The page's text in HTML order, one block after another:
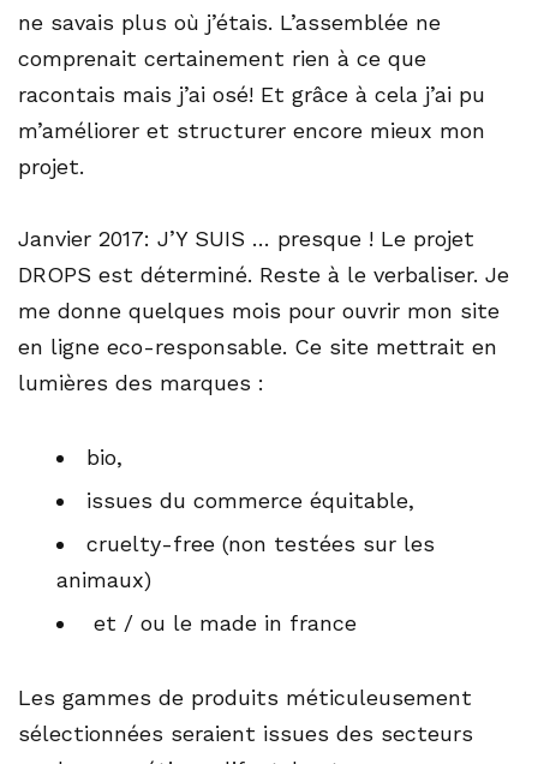
ne savais plus où j’étais. L’assemblée ne
comprenait certainement rien à ce que
racontais mais j’ai osé! Et grâce à cela j’ai pu
m’améliorer et structurer encore mieux mon
projet.
Janvier 2017: J’Y SUIS … presque ! Le projet
DROPS est déterminé. Reste à le verbaliser. Je
me donne quelques mois pour ouvrir mon site
en ligne eco-responsable. Ce site mettrait en
lumières des marques :
bio,
issues du commerce équitable,
cruelty-free (non testées sur les
animaux)
et / ou le made in france
Les gammes de produits méticuleusement
sélectionnées seraient issues des secteurs